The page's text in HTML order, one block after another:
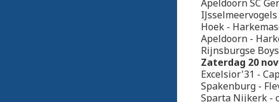
Apeldoorn SC
Hoek -
Apeldoorn -
Rijnsburgse
Zaterdag 20
Excelsior'31 -
Spakenburg -
Sparta Nijkerk -